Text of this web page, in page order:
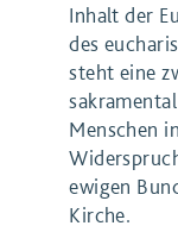
Inhalt der
des
steht eine
Menschen
ewigen
Kirche.